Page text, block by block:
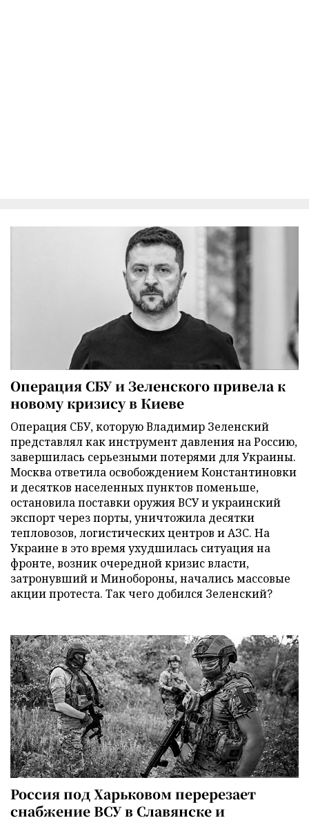
Операция СБУ и Зеленского привела к
новому кризису в Киеве
Операция СБУ, которую Владимир Зеленский
представлял как инструмент давления на Россию,
завершилась серьезными потерями для Украины.
Москва ответила освобождением Константиновки
и десятков населенных пунктов поменьше,
остановила поставки оружия ВСУ и украинский
экспорт через порты, уничтожила десятки
тепловозов, логистических центров и АЗС. На
Украине в это время ухудшилась ситуация на
фронте, возник очередной кризис власти,
затронувший и Минобороны, начались массовые
акции протеста. Так чего добился Зеленский?
Россия под Харьковом перерезает
снабжение ВСУ в Славянске и